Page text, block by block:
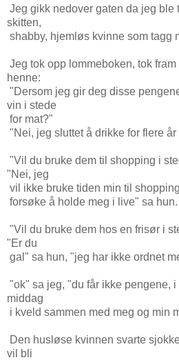
Jeg gikk nedover gaten da jeg ble
skitten,
shabby, hjemløs kvinne som tagg
Jeg tok opp lommeboken, tok
henne:
"Dersom jeg gir deg disse
vin i stede
for mat?"
"Nei, jeg sluttet å drikke for flere
"Vil du bruke dem til shopping i
"Nei, jeg
vil ikke bruke tiden min til
forsøke å holde meg i live" sa hun.
"Vil du bruke dem hos en frisør i
"Er du
gal" sa hun, "jeg har ikke ordnet
"ok" sa jeg, "du får ikke pengene,
middag
i kveld sammen med meg og min
Den husløse kvinnen svarte
vil bli